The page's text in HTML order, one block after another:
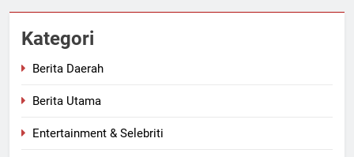
Kategori
Berita Daerah
Berita Utama
Entertainment & Selebriti